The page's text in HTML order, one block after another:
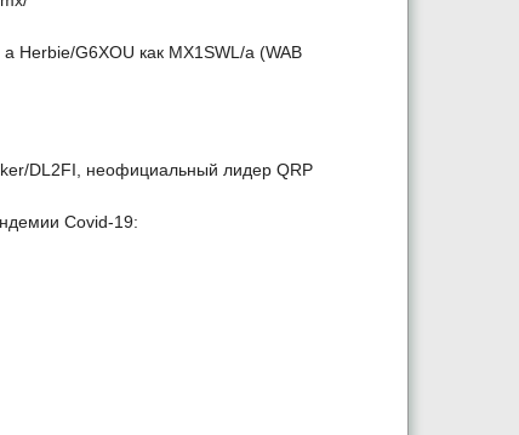
Herbie/G6XOU как MX1SWL/a (WAB
DL2FI, неофициальный лидер QRP
Covid-19: